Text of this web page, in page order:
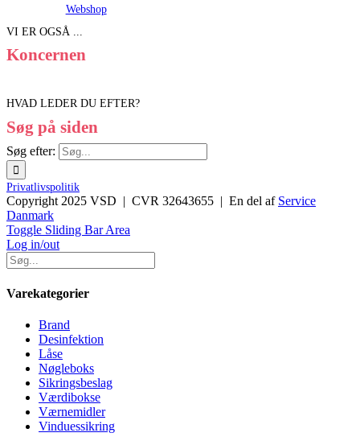
Webshop
VI ER OGSÅ ...
Koncernen
HVAD LEDER DU EFTER?
Søg på siden
Søg efter:
Privatlivspolitik
Copyright 2025 VSD | CVR 32643655 | En del af Service
Danmark
Toggle Sliding Bar Area
Log in/out
Varekategorier
Brand
Desinfektion
Låse
Nøgleboks
Sikringsbeslag
Værdibokse
Værnemidler
Vinduessikring